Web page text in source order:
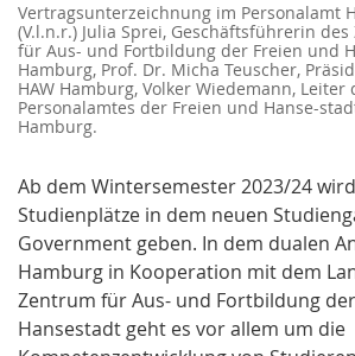
Vertragsunterzeichnung im Personalamt
(V.l.n.r.) Julia Sprei, Geschäftsführerin
für Aus- und Fortbildung der Freien und
Hamburg, Prof. Dr. Micha Teuscher,
HAW Hamburg, Volker Wiedemann, Leiter
Personalamtes der Freien und Hanse-
Hamburg.
Ab dem Wintersemester 2023/24
Studienplätze in dem neuen
Government geben. In dem dualen
Hamburg in Kooperation mit dem
Zentrum für Aus- und Fortbildung
Hansestadt geht es vor allem um die